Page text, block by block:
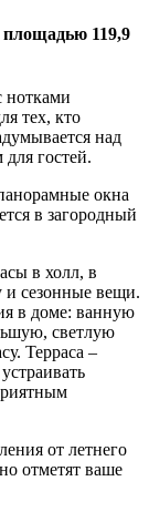
площадью 119,9
нотками
тех, кто
над
гостей.
окна
в загородный
в холл, в
и сезонные вещи.
в доме: ванную
светлую
Терраса –
от летнего
отметят ваше